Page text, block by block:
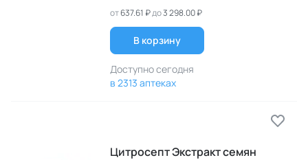
от637.61 ₽до3 298.00 ₽
В корзину
Доступно сегодня
в 2313 аптеках
Цитросепт Экстракт семян